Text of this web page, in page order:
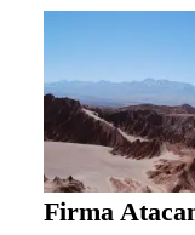
Firma